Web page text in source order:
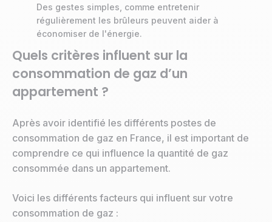
Des gestes simples, comme entretenir
régulièrement les brûleurs peuvent aider à
économiser de l'énergie.
Quels critères influent sur la
consommation de gaz d’un
appartement ?
Après avoir identifié les différents postes de
consommation de gaz en France, il est important de
comprendre ce qui influence la quantité de gaz
consommée dans un appartement.
Voici les différents facteurs qui influent sur votre
consommation de gaz :